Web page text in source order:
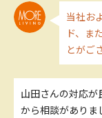
当社お
ド、ま
とがご
山田さんの対応が
から相談がありま